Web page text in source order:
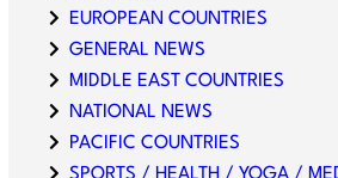
EUROPEAN COUNTRIES
GENERAL NEWS
MIDDLE EAST COUNTRIES
NATIONAL NEWS
PACIFIC COUNTRIES